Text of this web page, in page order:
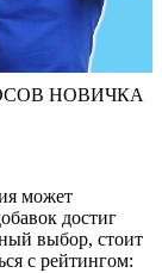
НОВИЧКА
может
достиг
выбор, стоит
с рейтингом: